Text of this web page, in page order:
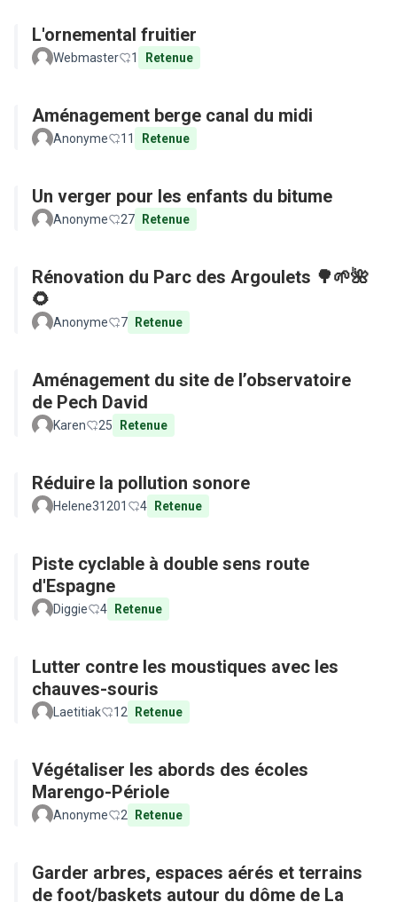
L'ornemental fruitier
Webmaster 1 Retenue
Aménagement berge canal du midi
Anonyme 11 Retenue
Un verger pour les enfants du bitume
Anonyme 27 Retenue
Rénovation du Parc des Argoulets 🌳🌱🌺
🌻
Anonyme 7 Retenue
Aménagement du site de l’observatoire
de Pech David
Karen 25 Retenue
Réduire la pollution sonore
Helene31201 4 Retenue
Piste cyclable à double sens route
d'Espagne
Diggie 4 Retenue
Lutter contre les moustiques avec les
chauves-souris
Laetitiak 12 Retenue
Végétaliser les abords des écoles
Marengo-Périole
Anonyme 2 Retenue
Garder arbres, espaces aérés et terrains
de foot/baskets autour du dôme de La